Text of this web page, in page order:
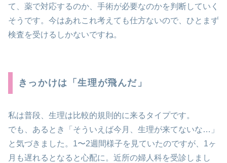
て、薬で対応するのか、手術が必要なのかを判断していく
そうです。今はあれこれ考えても仕方ないので、ひとまず
検査を受けるしかないですね。
きっかけは「生理が飛んだ」
私は普段、生理は比較的規則的に来るタイプです。
でも、あるとき「そういえば今月、生理が来てないな…」
と気づきました。1〜2週間様子を見ていたのですが、1ヶ
月も遅れるとなると心配に。近所の婦人科を受診しまし